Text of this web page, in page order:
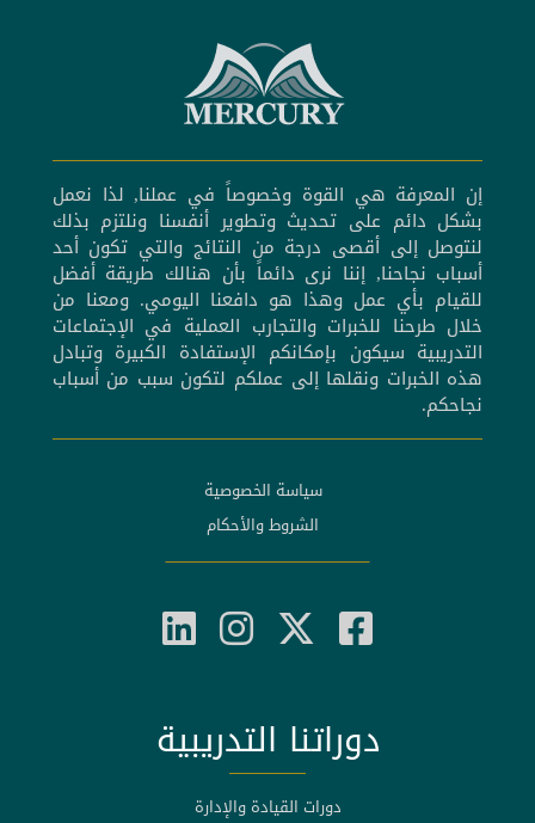
إن المعرفة هي القوة وخصوصاً في عملنا, لذا نعمل
بشكل دائم على تحديث وتطوير أنفسنا ونلتزم بذلك
لنتوصل إلى أقصى درجة من النتائج والتي تكون أحد
أسباب نجاحنا, إننا نرى دائماً بأن هنالك طريقة أفضل
للقيام بأي عمل وهذا هو دافعنا اليومي. ومعنا من
خلال طرحنا للخبرات والتجارب العملية في الإجتماعات
التدريبية سيكون بإمكانكم الإستفادة الكبيرة وتبادل
هذه الخبرات ونقلها إلى عملكم لتكون سبب من أسباب
نجاحكم.
سياسة الخصوصية
الشروط والأحكام
دوراتنا التدريبية
دورات القيادة والإدارة